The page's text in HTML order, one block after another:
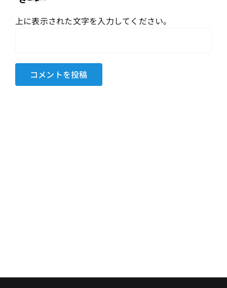
上に表示された文字を入力してください。